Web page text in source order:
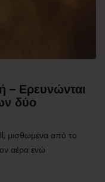
– Ερευνώνται
δύο
μισθωμένα από το
αέρα ενώ